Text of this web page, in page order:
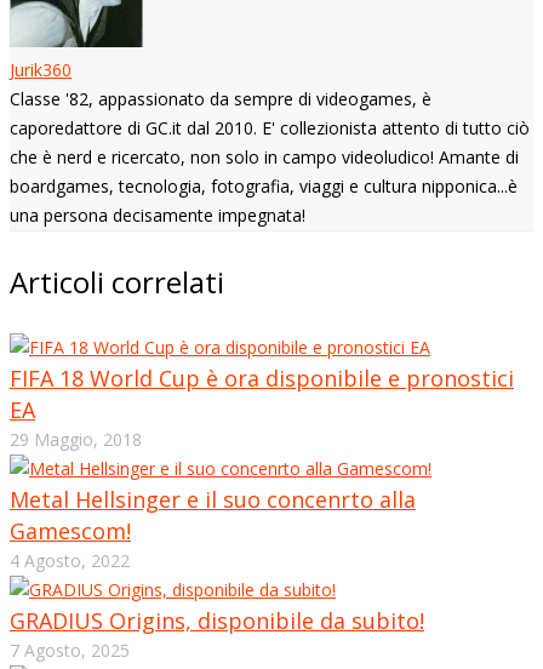
Jurik360
Classe '82, appassionato da sempre di videogames, è
caporedattore di GC.it dal 2010. E' collezionista attento di tutto ciò
che è nerd e ricercato, non solo in campo videoludico! Amante di
boardgames, tecnologia, fotografia, viaggi e cultura nipponica...è
una persona decisamente impegnata!
Articoli correlati
FIFA 18 World Cup è ora disponibile e pronostici
EA
29 Maggio, 2018
Metal Hellsinger e il suo concenrto alla
Gamescom!
4 Agosto, 2022
GRADIUS Origins, disponibile da subito!
7 Agosto, 2025